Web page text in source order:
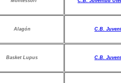
Alagón C.B.
Basket Lupus C.B.